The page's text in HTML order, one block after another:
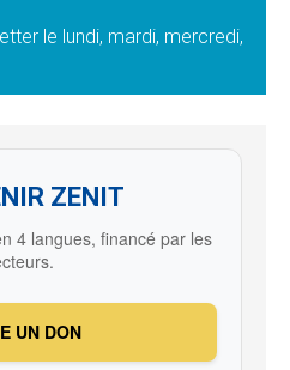
le lundi, mardi, mercredi,
ZENIT
4 langues, financé par les
UN DON